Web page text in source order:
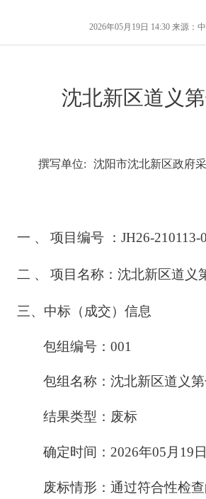
2026年05月19日 14:30来源：
沈北新区道义
撰写单位: 沈阳市沈北新区政府
一 、 项目编号 ：JH26-210113-
二 、 项目名称：沈北新区道义
三、中标（成交）信息
包组编号：001
包组名称：沈北新区道义
结果类型：废标
确定时间：2026年05月19
废标情形：通过符合性检